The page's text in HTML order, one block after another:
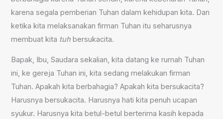
karena segala pemberian Tuhan dalam kehidupan kita. Dan
ketika kita melaksanakan firman Tuhan itu seharusnya
membuat kita tuh bersukacita.
Bapak, Ibu, Saudara sekalian, kita datang ke rumah Tuhan
ini, ke gereja Tuhan ini, kita sedang melakukan firman
Tuhan. Apakah kita berbahagia? Apakah kita bersukacita?
Harusnya bersukacita. Harusnya hati kita penuh ucapan
syukur. Harusnya kita betul-betul berterima kasih kepada